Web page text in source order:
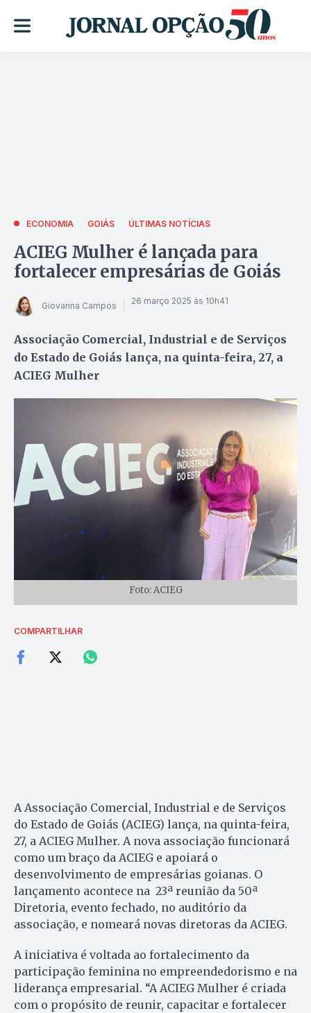
ECONOMIA GOIÁS ÚLTIMAS NOTÍCIAS
ACIEG Mulher é lançada para
fortalecer empresárias de Goiás
Giovanna Campos 26 março 2025 às 10h41
Associação Comercial, Industrial e de Serviços
do Estado de Goiás lança, na quinta-feira, 27, a
ACIEG Mulher
Foto: ACIEG
COMPARTILHAR
A Associação Comercial, Industrial e de Serviços
do Estado de Goiás (ACIEG) lança, na quinta-feira,
27, a ACIEG Mulher. A nova associação funcionará
como um braço da ACIEG e apoiará o
desenvolvimento de empresárias goianas. O
lançamento acontece na 23ª reunião da 50ª
Diretoria, evento fechado, no auditório da
associação, e nomeará novas diretoras da ACIEG.
A iniciativa é voltada ao fortalecimento da
participação feminina no empreendedorismo e na
liderança empresarial. “A ACIEG Mulher é criada
com o propósito de reunir, capacitar e fortalecer